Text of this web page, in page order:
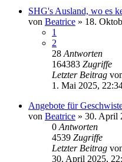
SHG's Ausland, wo es
von Beatrice » 18.
1
2
28 Antworten
164383 Zugriffe
Letzter Beitrag
1. Mai 2025,
Angebote für
von Beatrice » 30. April
0 Antworten
4539 Zugriffe
Letzter Beitrag
30. April 2025,